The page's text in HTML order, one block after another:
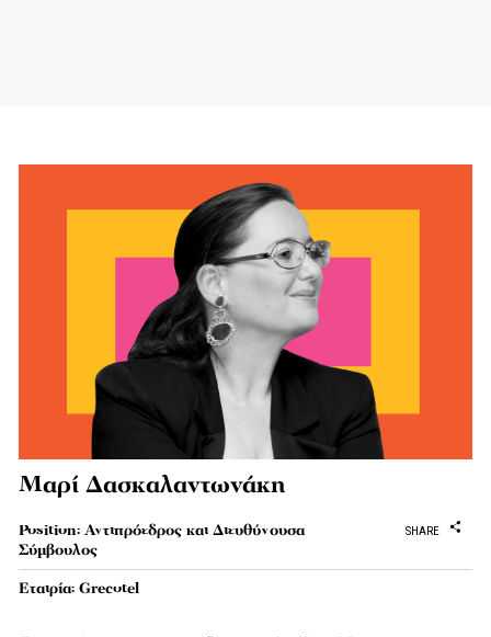
Μαρί Δασκαλαντωνάκη
SHARE
Position: Αντιπρόεδρος και Διευθύνουσα
Σύµβουλος
Εταιρία: Grecotel